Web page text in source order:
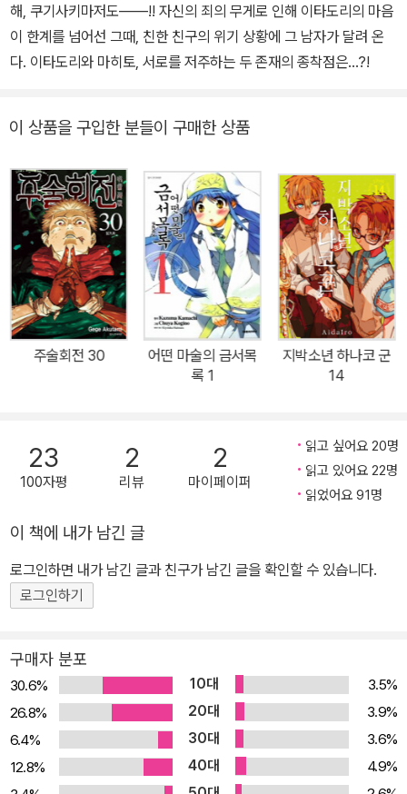
해, 쿠기사키마저도――!! 자신의 죄의 무게로 인해 이타도리의 마음
이 한계를 넘어선 그때, 친한 친구의 위기 상황에 그 남자가 달려 온
다. 이타도리와 마히토, 서로를 저주하는 두 존재의 종착점은…?!
이 상품을 구입한 분들이 구매한 상품
주술회전 30
어떤 마술의 금서목
록 1
지박소년 하나코 군
14
23
100자평
2
리뷰
2
마이페이퍼
읽고 싶어요 20명
읽고 있어요 22명
읽었어요 91명
이 책에 내가 남긴 글
로그인하면 내가 남긴 글과 친구가 남긴 글을 확인할 수 있습니다.
로그인하기
구매자 분포
30.6% 10대
3.5%
26.8%
20대
3.9%
6.4%
30대
3.6%
12.8%
40대
4.9%